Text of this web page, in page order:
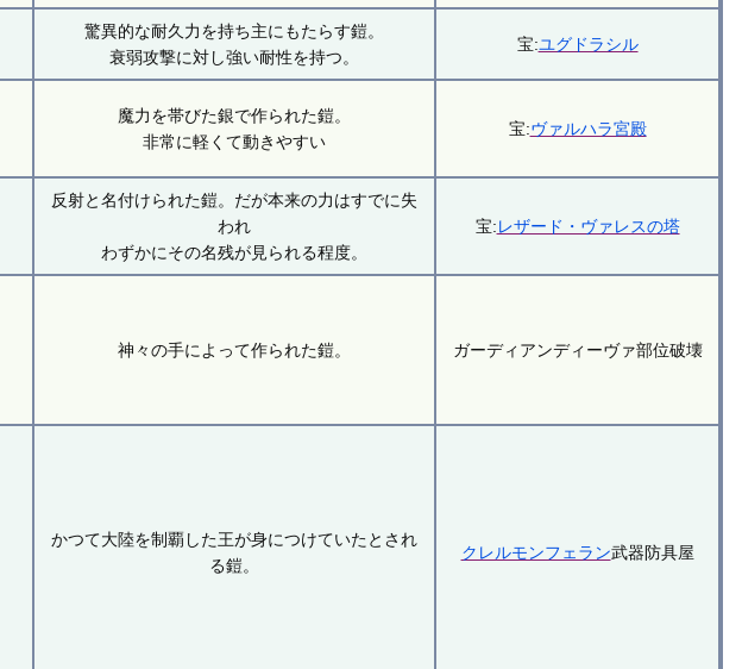
驚異的な耐久力を持ち主にもたらす鎧。
衰弱攻撃に対し強い耐性を持つ。
宝:ユグドラシル
魔力を帯びた銀で作られた鎧。
非常に軽くて動きやすい
宝:ヴァルハラ宮殿
反射と名付けられた鎧。だが本来の力はすでに失
われ
わずかにその名残が見られる程度。
宝:レザード・ヴァレスの塔
神々の手によって作られた鎧。 ガーディアンディーヴァ部位破壊
かつて大陸を制覇した王が身につけていたとされ
る鎧。
クレルモンフェラン武器防具屋